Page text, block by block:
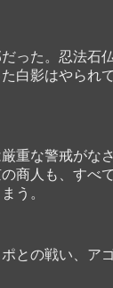
った。忍法石
白影はやられ
重な警戒がな
商人も、すべ
う。
との戦い、ア